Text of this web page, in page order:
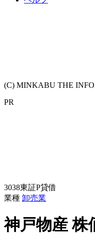
(C) MINKABU THE
PR
3038東証P貸借
業種 卸売業
神戸物産株